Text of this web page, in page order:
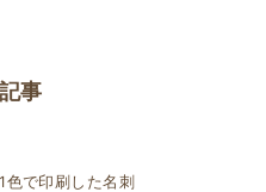
事
色で印刷した名刺